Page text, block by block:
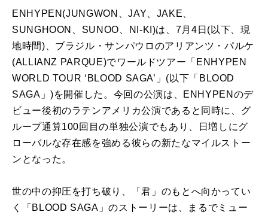
ENHYPEN(JUNGWON、JAY、JAKE、
SUNGHOON、SUNOO、NI-KI)は、7月4日(以下、現
地時間)、ブラジル・サンパウロのアリアンツ・パルケ
(ALLIANZ PARQUE)でワールドツアー「ENHYPEN
WORLD TOUR ‘BLOOD SAGA’」(以下「BLOOD
SAGA」)を開催した。今回の公演は、ENHYPENのデ
ビュー後初のラテンアメリカ公演であると同時に、グ
ループ通算100回目の単独公演でもあり、日増しにグ
ローバルな存在感を強める彼らの新たなマイルストー
ンとなった。
世の中の抑圧を打ち破り、「君」のもとへ向かってい
く「BLOOD SAGA」のストーリーは、まるでミュー